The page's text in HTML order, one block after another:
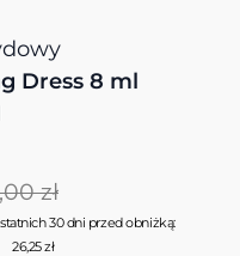
Dress 8 ml
zł
30 dni przed obniżką:
26,25 zł